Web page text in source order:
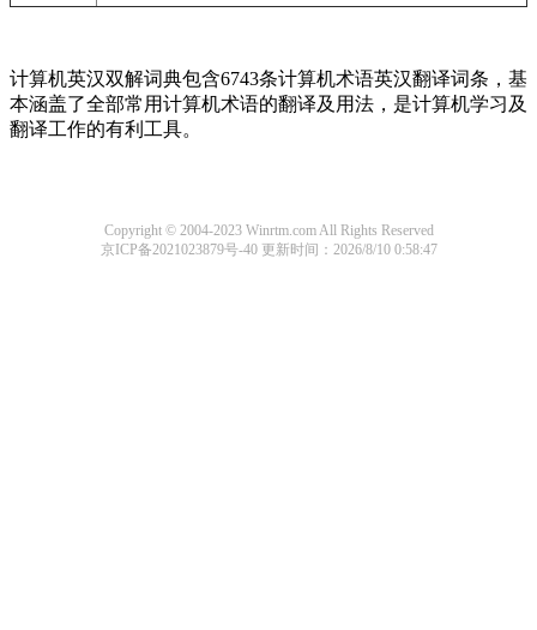
计算机英汉双解词典包含6743条计算机术语英汉翻译词条，基
本涵盖了全部常用计算机术语的翻译及用法，是计算机学习及
翻译工作的有利工具。
Copyright © 2004-2023 Winrtm.com All Rights Reserved
京ICP备2021023879号-40 更新时间：2026/8/10 0:58:47